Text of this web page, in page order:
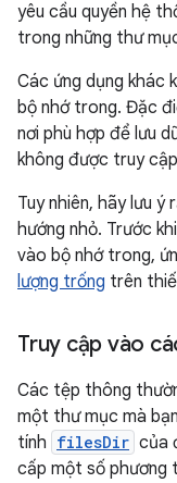
yêu cầu quyền hệ
trong những thư
Các ứng dụng khác
bộ nhớ trong. Đặc
nơi phù hợp để lưu
không được truy
Tuy nhiên, hãy lưu
hướng nhỏ. Trước
vào bộ nhớ trong,
lượng trống trên
Truy cập vào
Các tệp thông
một thư mục mà
tính filesDir của
cấp một số phương